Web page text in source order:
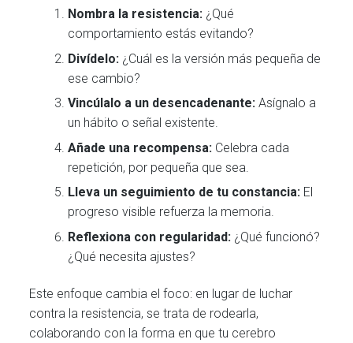
Nombra la resistencia: ¿Qué
comportamiento estás evitando?
Divídelo: ¿Cuál es la versión más pequeña de
ese cambio?
Vincúlalo a un desencadenante: Asígnalo a
un hábito o señal existente.
Añade una recompensa: Celebra cada
repetición, por pequeña que sea.
Lleva un seguimiento de tu constancia: El
progreso visible refuerza la memoria.
Reflexiona con regularidad: ¿Qué funcionó?
¿Qué necesita ajustes?
Este enfoque cambia el foco: en lugar de luchar
contra la resistencia, se trata de rodearla,
colaborando con la forma en que tu cerebro